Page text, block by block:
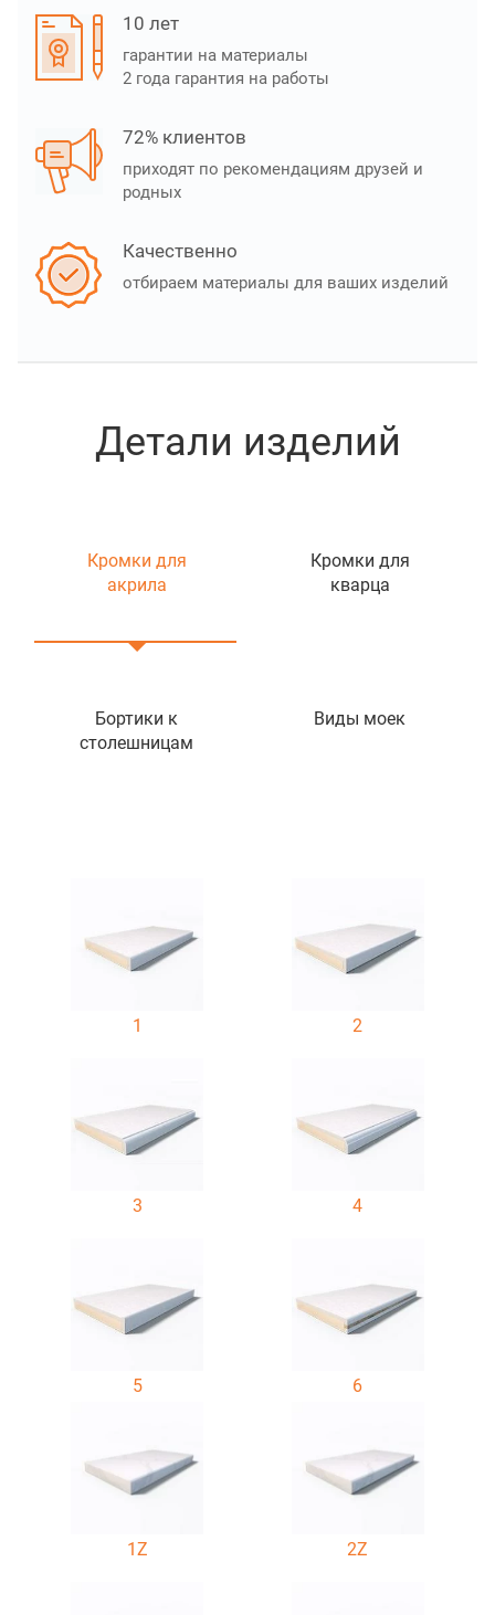
10 лет
гарантии на материалы
2 года гарантия на работы
72% клиентов
приходят по рекомендациям друзей и
родных
Качественно
отбираем материалы для ваших изделий
Детали изделий
Кромки для
акрила
Кромки для
кварца
Бортики к
столешницам
Виды моек
1 2
3 4
5 6
1Z 2Z